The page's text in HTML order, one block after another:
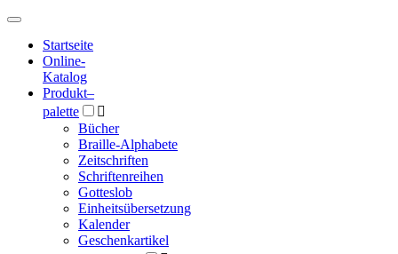
Hauptmenü
Hauptmenü
Startseite
Online-
Katalog
Produkt–
palette

Bücher
Braille-Alphabete
Zeitschriften
Schriftenreihen
Gotteslob
Einheitsübersetzung
Kalender
Geschenkartikel